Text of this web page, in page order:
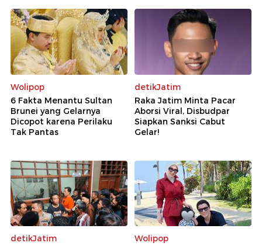
Wolipop
6 Fakta Menantu Sultan
Brunei yang Gelarnya
Dicopot karena Perilaku
Tak Pantas
detikJatim
Raka Jatim Minta Pacar
Aborsi Viral, Disbudpar
Siapkan Sanksi Cabut
Gelar!
detikJatim
Wolipop